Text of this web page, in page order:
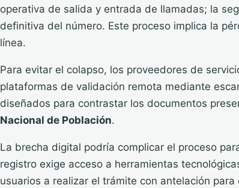
operativa de salida y entrada de llamadas; la
definitiva del número. Este proceso implica la
línea.
Para evitar el colapso, los proveedores de
plataformas de validación remota mediante
diseñados para contrastar los documentos
Nacional de Población.
La brecha digital podría complicar el proceso
registro exige acceso a herramientas
usuarios a realizar el trámite con antelación